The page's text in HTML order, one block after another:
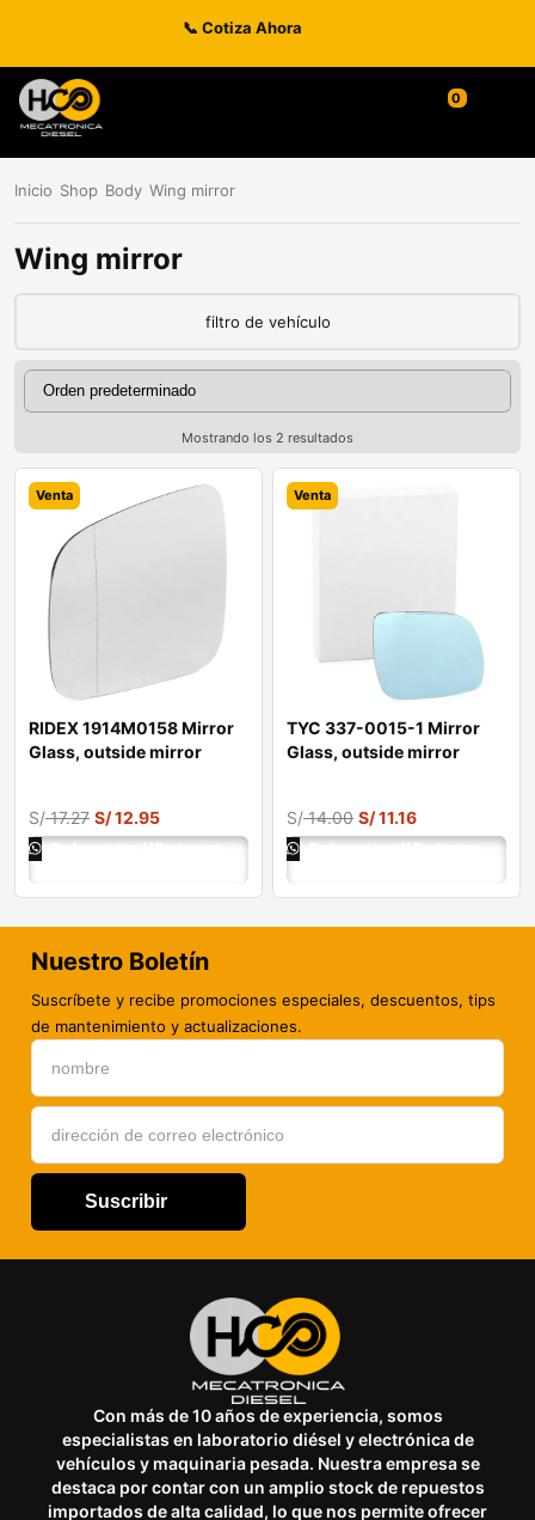
📞 Cotiza Ahora
0
Inicio Shop Body Wing mirror
Wing mirror
filtro de vehículo
Mostrando los 2 resultados
Venta
RIDEX 1914M0158 Mirror
Glass, outside mirror
S/17.27 S/12.95
Ordenar por Whatsapp
Venta
TYC 337-0015-1 Mirror
Glass, outside mirror
S/14.00 S/11.16
Ordenar por Whatsapp
Nuestro Boletín
Suscríbete y recibe promociones especiales, descuentos, tips
de mantenimiento y actualizaciones.
Suscribir
Con más de 10 años de experiencia, somos
especialistas en laboratorio diésel y electrónica de
vehículos y maquinaria pesada. Nuestra empresa se
destaca por contar con un amplio stock de repuestos
importados de alta calidad, lo que nos permite ofrecer